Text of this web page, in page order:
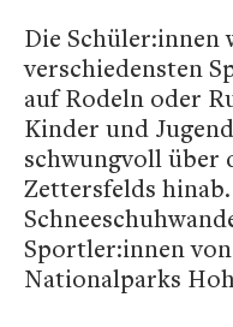
Die Schüler:innen
verschiedensten
auf Rodeln oder
Kinder und
schwungvoll über
Zettersfelds hinab.
Sportler:innen
Nationalparks